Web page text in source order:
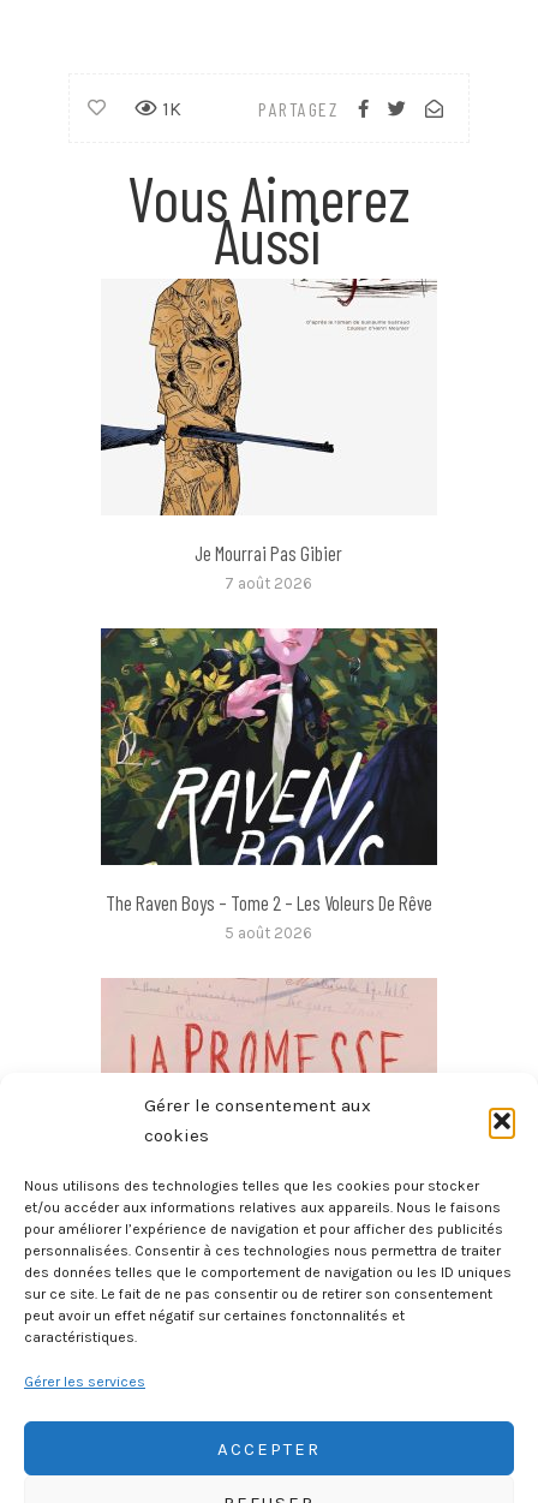
Gérer le consentement aux
cookies
Nous utilisons des technologies telles que les cookies pour stocker
et/ou accéder aux informations relatives aux appareils. Nous le faisons
pour améliorer l’expérience de navigation et pour afficher des publicités
personnalisées. Consentir à ces technologies nous permettra de traiter
des données telles que le comportement de navigation ou les ID uniques
sur ce site. Le fait de ne pas consentir ou de retirer son consentement
peut avoir un effet négatif sur certaines fonctonnalités et
caractéristiques.
Gérer les services
ACCEPTER
PARTAGEZ
1K
Vous Aimerez
Aussi
Je Mourrai Pas Gibier
7 août 2026
The Raven Boys – Tome 2 – Les Voleurs De Rêve
5 août 2026
La Promesse
4 août 2026